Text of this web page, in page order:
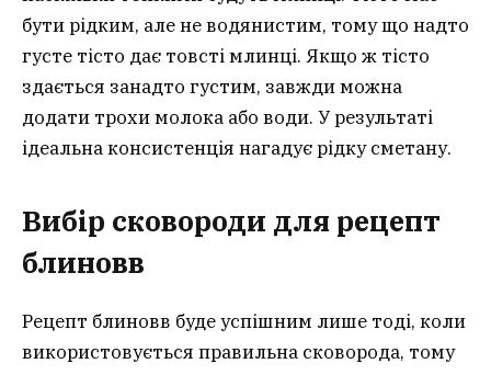
бути рідким, але не водянистим, тому що надто
густе тісто дає товсті млинці. Якщо ж тісто
здається занадто густим, завжди можна
додати трохи молока або води. У результаті
ідеальна консистенція нагадує рідку сметану.
Вибір сковороди для рецепт
блиновв
Рецепт блиновв буде успішним лише тоді, коли
використовується правильна сковорода, тому